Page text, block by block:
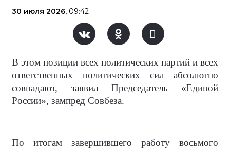
30 июля 2026, 09:42
В этом позиции всех политических партий и всех
ответственных политических сил абсолютно
совпадают, заявил Председатель «Единой
России», зампред Совбеза.
По итогам завершившего работу восьмого